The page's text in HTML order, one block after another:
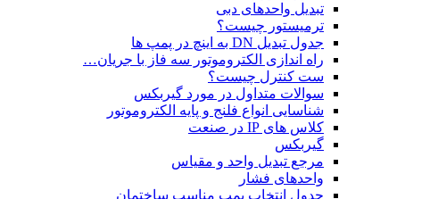
تبدیل واحدهای دبی
ترمیستور چیست؟
جدول تبدیل DN به اینچ در پمپ ها
راه اندازی الکتروموتور سه فاز با جریان…
ست کنترل چیست؟
سوالات متداول در مورد گیربکس
شناسایی انواع فلنج و پایه الکتروموتور
کلاس های IP در صنعت
گیربکس
مرجع تبدیل واحد و مقیاس
واحدهای فشار
جدول انتخاب پمپ مناسب ساختمان